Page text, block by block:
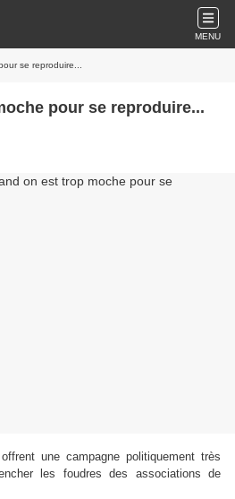
MENU
se reproduire...
pour se reproduire...
une campagne politiquement très
les foudres des associations de